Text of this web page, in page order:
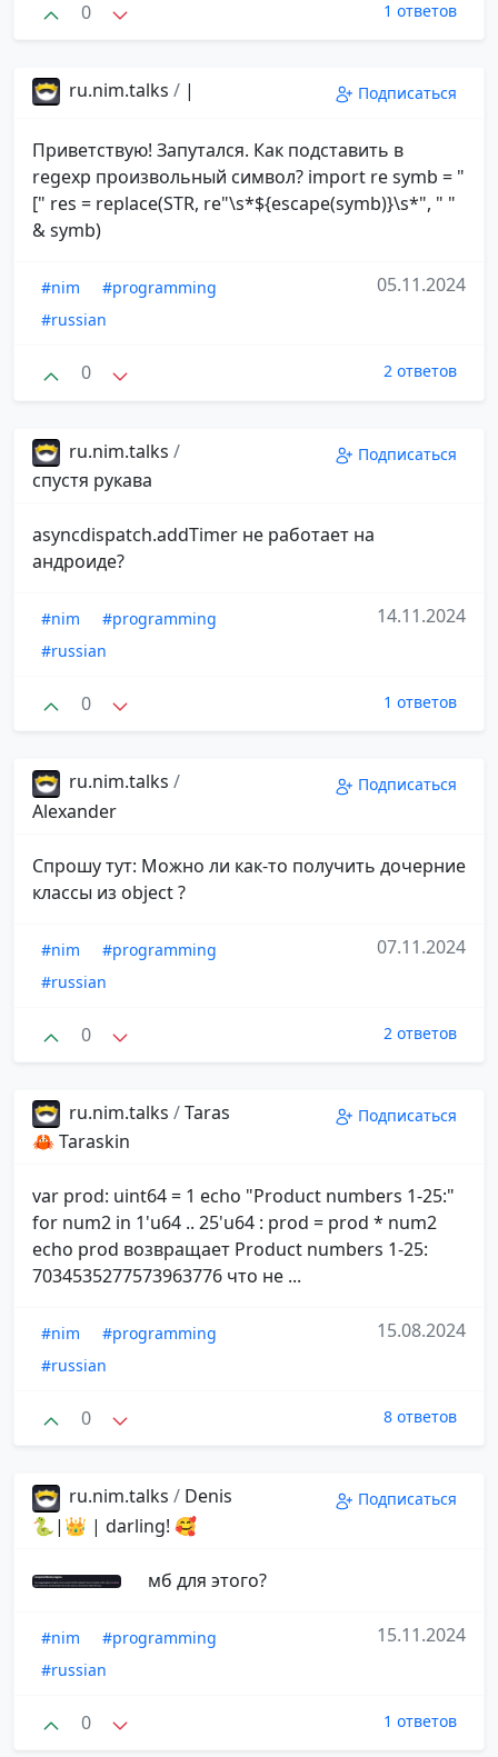
0 1 ответов
ru.nim.talks / | Подписаться
Приветствую! Запутался. Как подставить в
regexp произвольный символ? import re symb = "
[" res = replace(STR, re"\s*${escape(symb)}\s*", " "
& symb)
#nim
#programming
#russian
05.11.2024
0 2 ответов
ru.nim.talks /
спустя рукава
Подписаться
asyncdispatch.addTimer не работает на
андроиде?
#nim
#programming
#russian
14.11.2024
0 1 ответов
ru.nim.talks /
Alexander
Подписаться
Спрошу тут: Можно ли как-то получить дочерние
классы из object ?
#nim
#programming
#russian
07.11.2024
0 2 ответов
ru.nim.talks /Taras
🦀 Taraskin
Подписаться
var prod: uint64 = 1 echo "Product numbers 1-25:"
for num2 in 1'u64 .. 25'u64 : prod = prod * num2
echo prod возвращает Product numbers 1-25:
7034535277573963776 что не ...
#nim
#programming
#russian
15.08.2024
0 8 ответов
ru.nim.talks / Denis
🐍|👑 | darling! 🥰
Подписаться
мб для этого?
#nim
#programming
#russian
15.11.2024
0 1 ответов